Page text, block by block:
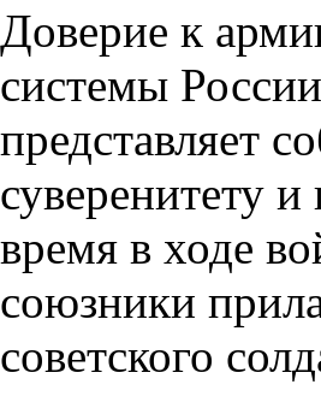
Доверие к
системы
представляет
суверенитету
время в ходе
союзники
советского